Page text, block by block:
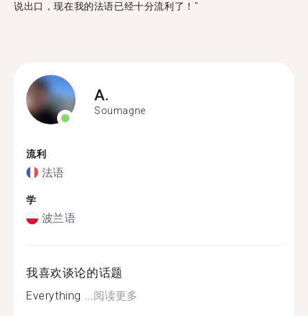
说出口，现在我的法语已经十分流利了！"
A.
Soumagne
流利
法语
学
波兰语
我喜欢谈论的话题
Everything ...阅读更多